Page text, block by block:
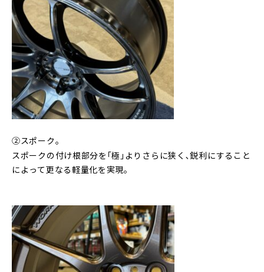
②スポーク｡
スポークの付け根部分を｢極｣よりさらに狭く､鋭利にすること
によって更なる軽量化を実現。